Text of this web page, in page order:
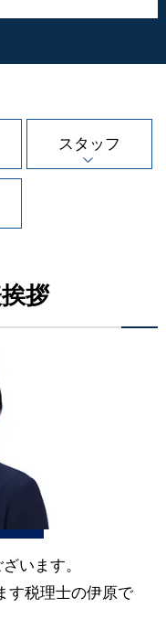
スタッフ
拶
います。
す税理士の伊原で